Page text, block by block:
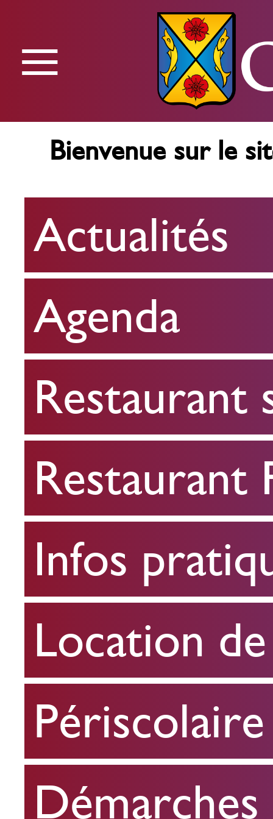
Menu
Actualités
Agenda
Restaurant
scolaire
Restaurant
FPA
Infos
pratiques
Location
de
salle
Périscolaire
≡
Bienvenue sur le
Actualités
Agenda
Restaurant
Restaurant
Infos
Location
Périscolaire